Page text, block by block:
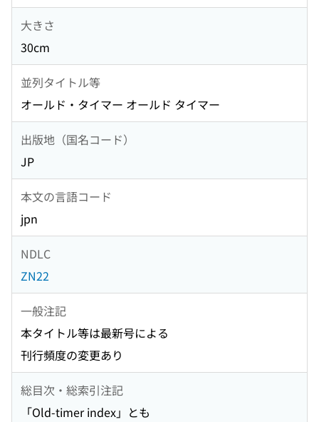
大きさ
30cm
並列タイトル等
オールド・タイマー オールド タイマー
出版地（国名コード）
JP
本文の言語コード
jpn
NDLC
ZN22
一般注記
本タイトル等は最新号による
刊行頻度の変更あり
総目次・総索引注記
「Old-timer index」とも